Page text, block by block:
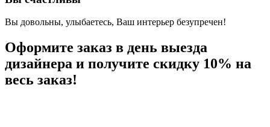
Вы довольны, улыбаетесь, Ваш интерьер безупречен!
Оформите заказ в день выезда
дизайнера и получите скидку 10% на
весь заказ!